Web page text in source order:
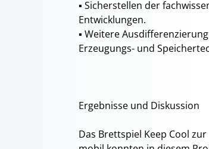
▪ Sicherstellen der
Entwicklungen.
▪ Weitere
Erzeugungs- und
Ergebnisse und Diskussion
Das Brettspiel Keep Cool